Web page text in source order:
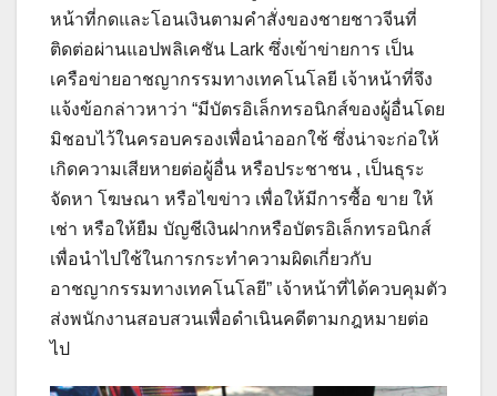
หน้าที่กดและโอนเงินตามคำสั่งของชายชาวจีนที่
ติดต่อผ่านแอปพลิเคชัน Lark ซึ่งเข้าข่ายการ เป็น
เครือข่ายอาชญากรรมทางเทคโนโลยี เจ้าหน้าที่จึง
แจ้งข้อกล่าวหาว่า “มีบัตรอิเล็กทรอนิกส์ของผู้อื่นโดย
มิชอบไว้ในครอบครองเพื่อนำออกใช้ ซึ่งน่าจะก่อให้
เกิดความเสียหายต่อผู้อื่น หรือประชาชน , เป็นธุระ
จัดหา โฆษณา หรือไขข่าว เพื่อให้มีการซื้อ ขาย ให้
เช่า หรือให้ยืม บัญชีเงินฝากหรือบัตรอิเล็กทรอนิกส์
เพื่อนำไปใช้ในการกระทำความผิดเกี่ยวกับ
อาชญากรรมทางเทคโนโลยี” เจ้าหน้าที่ได้ควบคุมตัว
ส่งพนักงานสอบสวนเพื่อดำเนินคดีตามกฎหมายต่อ
ไป